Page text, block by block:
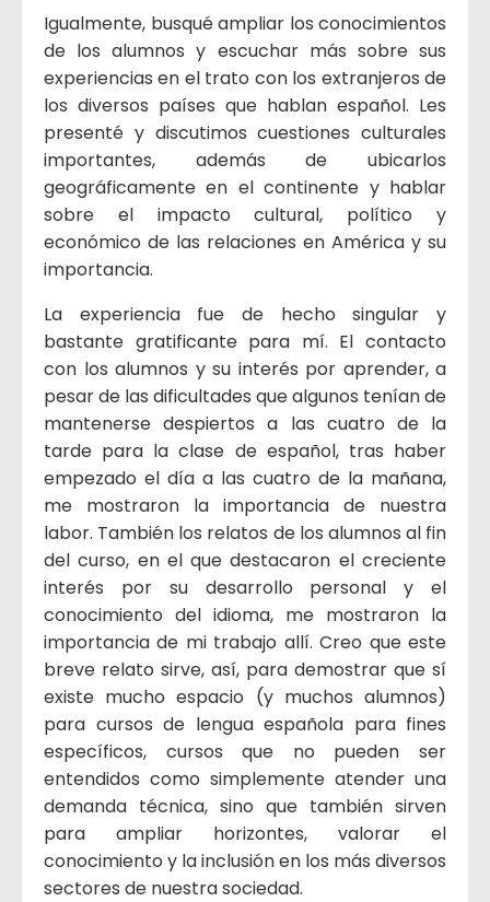
Igualmente, busqué ampliar los conocimientos
de los alumnos y escuchar más sobre sus
experiencias en el trato con los extranjeros de
los diversos países que hablan español. Les
presenté y discutimos cuestiones culturales
importantes, además de ubicarlos
geográficamente en el continente y hablar
sobre el impacto cultural, político y
económico de las relaciones en América y su
importancia.
La experiencia fue de hecho singular y
bastante gratificante para mí. El contacto
con los alumnos y su interés por aprender, a
pesar de las dificultades que algunos tenían de
mantenerse despiertos a las cuatro de la
tarde para la clase de español, tras haber
empezado el día a las cuatro de la mañana,
me mostraron la importancia de nuestra
labor. También los relatos de los alumnos al fin
del curso, en el que destacaron el creciente
interés por su desarrollo personal y el
conocimiento del idioma, me mostraron la
importancia de mi trabajo allí. Creo que este
breve relato sirve, así, para demostrar que sí
existe mucho espacio (y muchos alumnos)
para cursos de lengua española para fines
específicos, cursos que no pueden ser
entendidos como simplemente atender una
demanda técnica, sino que también sirven
para ampliar horizontes, valorar el
conocimiento y la inclusión en los más diversos
sectores de nuestra sociedad.